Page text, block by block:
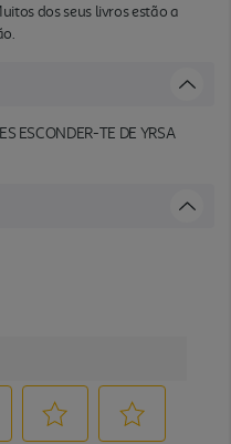
dos seus livros estão a
ESCONDER-TE DE YRSA